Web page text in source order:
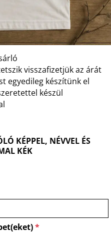
visszafizetjük az árát
egyedileg készítünk el
készül
KÉPPEL, NÉVVEL ÉS
KÉK
*